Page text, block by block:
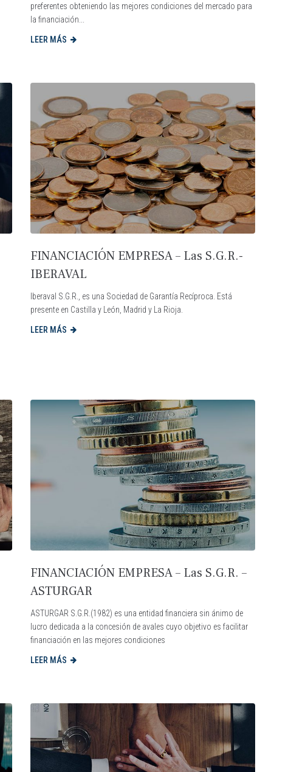
preferentes obteniendo las mejores condiciones del mercado para
la financiación...
LEER MÁS
FINANCIACIÓN EMPRESA – Las S.G.R.-
IBERAVAL
Iberaval S.G.R., es una Sociedad de Garantía Recíproca. Está
presente en Castilla y León, Madrid y La Rioja.
LEER MÁS
FINANCIACIÓN EMPRESA – Las S.G.R. –
ASTURGAR
ASTURGAR S.G.R.(1982) es una entidad financiera sin ánimo de
lucro dedicada a la concesión de avales cuyo objetivo es facilitar
financiación en las mejores condiciones
LEER MÁS